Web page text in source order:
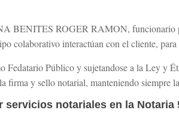
BENITES ROGER RAMON,
colaborativo interactúan con el cliente, para
Fedatario Público y sujetandose a la Ley y
firma y sello notarial, manteniendo siempre
servicios notariales en la Notaria